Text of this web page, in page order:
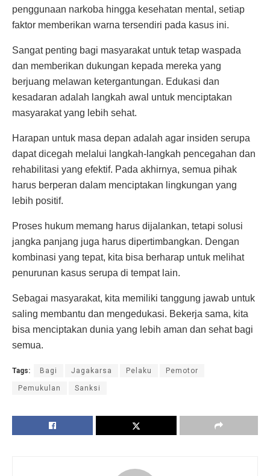
penggunaan narkoba hingga kesehatan mental, setiap
faktor memberikan warna tersendiri pada kasus ini.
Sangat penting bagi masyarakat untuk tetap waspada
dan memberikan dukungan kepada mereka yang
berjuang melawan ketergantungan. Edukasi dan
kesadaran adalah langkah awal untuk menciptakan
masyarakat yang lebih sehat.
Harapan untuk masa depan adalah agar insiden serupa
dapat dicegah melalui langkah-langkah pencegahan dan
rehabilitasi yang efektif. Pada akhirnya, semua pihak
harus berperan dalam menciptakan lingkungan yang
lebih positif.
Proses hukum memang harus dijalankan, tetapi solusi
jangka panjang juga harus dipertimbangkan. Dengan
kombinasi yang tepat, kita bisa berharap untuk melihat
penurunan kasus serupa di tempat lain.
Sebagai masyarakat, kita memiliki tanggung jawab untuk
saling membantu dan mengedukasi. Bekerja sama, kita
bisa menciptakan dunia yang lebih aman dan sehat bagi
semua.
Tags: Bagi Jagakarsa Pelaku Pemotor
Pemukulan Sanksi